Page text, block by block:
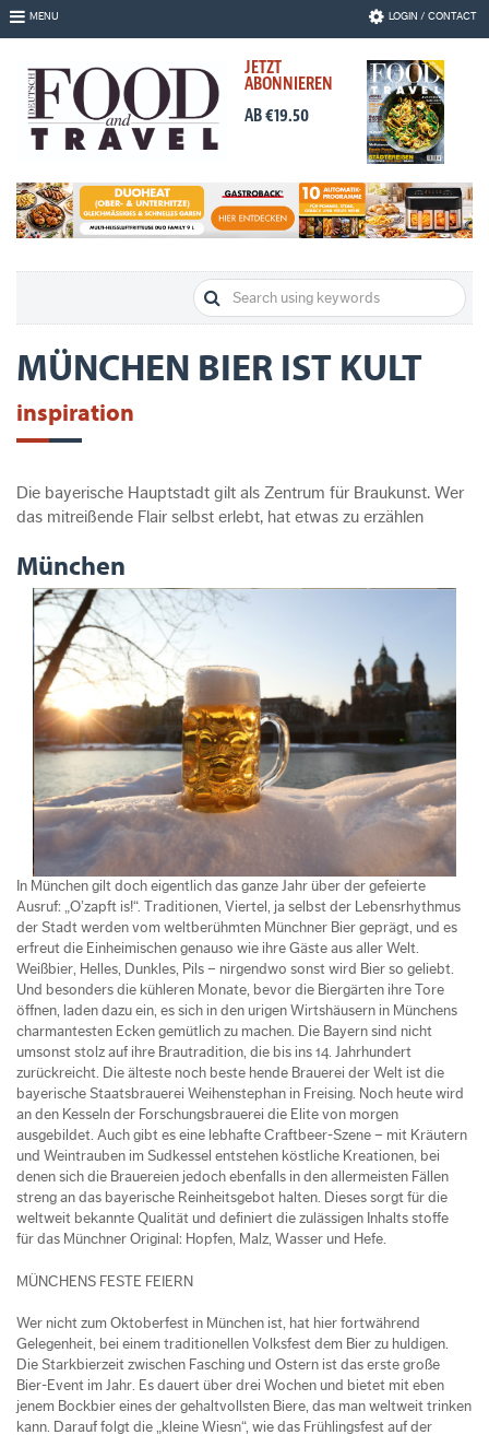
Skip
Content
MENU LOGIN / CONTACT
JETZT
ABONNIEREN
AB €19.50
MÜNCHEN BIER IST KULT
inspiration
Die bayerische Hauptstadt gilt als Zentrum für Braukunst. Wer
das mitreißende Flair selbst erlebt, hat etwas zu erzählen
München
In München gilt doch eigentlich das ganze Jahr über der gefeierte
Ausruf: „O’zapft is!“. Traditionen, Viertel, ja selbst der Lebensrhythmus
der Stadt werden vom weltberühmten Münchner Bier geprägt, und es
erfreut die Einheimischen genauso wie ihre Gäste aus aller Welt.
Weißbier, Helles, Dunkles, Pils – nirgendwo sonst wird Bier so geliebt.
Und besonders die kühleren Monate, bevor die Biergärten ihre Tore
öffnen, laden dazu ein, es sich in den urigen Wirtshäusern in Münchens
charmantesten Ecken gemütlich zu machen. Die Bayern sind nicht
umsonst stolz auf ihre Brautradition, die bis ins 14. Jahrhundert
zurückreicht. Die älteste noch beste­ hende Brauerei der Welt ist die
bayerische Staatsbrauerei Weihenstephan in Freising. Noch heute wird
an den Kesseln der Forschungsbrauerei die Elite von morgen
ausgebildet. Auch gibt es eine lebhafte Craftbeer-Szene – mit Kräutern
und Weintrauben im Sudkessel entstehen köstliche Kreationen, bei
denen sich die Brauereien jedoch ebenfalls in den allermeisten Fällen
streng an das bayerische Reinheitsgebot halten. Dieses sorgt für die
weltweit bekannte Qualität und definiert die zulässigen Inhalts­ stoffe
für das Münchner Original: Hopfen, Malz, Wasser und Hefe.
MÜNCHENS FESTE FEIERN
Wer nicht zum Oktoberfest in München ist, hat hier fortwährend
Gelegenheit, bei einem traditionellen Volksfest dem Bier zu huldigen.
Die Starkbierzeit zwischen Fasching und Ostern ist das erste große
Bier-Event im Jahr. Es dauert über drei Wochen und bietet mit eben
jenem Bockbier eines der gehaltvollsten Biere, das man weltweit trinken
kann. Darauf folgt die „kleine Wiesn“, wie das Frühlingsfest auf der